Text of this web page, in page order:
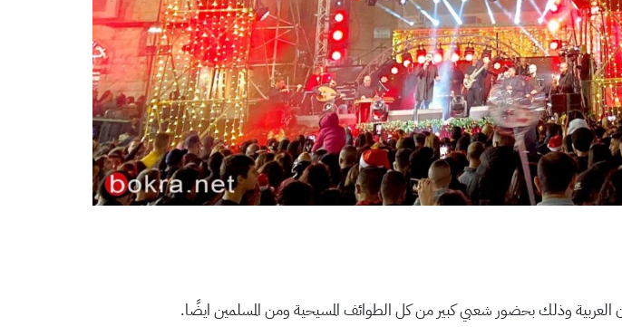
العربية وذلك بحضور شعبي كبير من كل الطوائف المسيحية ومن المسلمين ايضًا.